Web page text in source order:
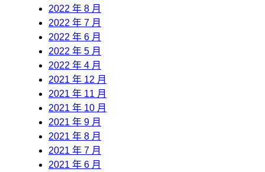
2022 年 8 月
2022 年 7 月
2022 年 6 月
2022 年 5 月
2022 年 4 月
2021 年 12 月
2021 年 11 月
2021 年 10 月
2021 年 9 月
2021 年 8 月
2021 年 7 月
2021 年 6 月